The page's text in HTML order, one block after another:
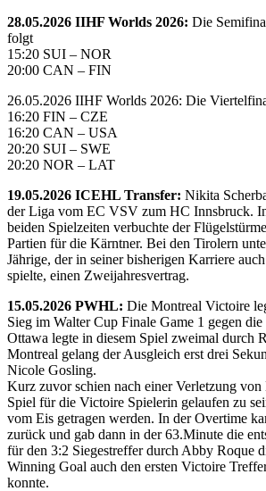
28.05.2026 IIHF Worlds 2026: Die
folgt
15:20 SUI – NOR
20:00 CAN – FIN
26.05.2026 IIHF Worlds 2026: Die
16:20 FIN – CZE
16:20 CAN – USA
20:20 SUI – SWE
20:20 NOR – LAT
19.05.2026 ICEHL Transfer: Nikita
der Liga vom EC VSV zum HC Innsbruck.
beiden Spielzeiten verbuchte der
Partien für die Kärntner. Bei den Tirolern
Jährige, der in seiner bisherigen Karriere
spielte, einen Zweijahresvertrag.
15.05.2026 PWHL: Die Montreal Victoire
Sieg im Walter Cup Finale Game 1 gegen
Ottawa legte in diesem Spiel zweimal durch
Montreal gelang der Ausgleich erst drei
Nicole Gosling.
Kurz zuvor schien nach einer Verletzung von
Spiel für die Victoire Spielerin gelaufen zu
vom Eis getragen werden. In der Overtime
zurück und gab dann in der 63.Minute die
für den 3:2 Siegestreffer durch Abby Roque
Winning Goal auch den ersten Victoire
konnte.